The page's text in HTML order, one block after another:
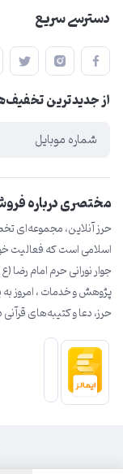
09210446578
مشهد مقدس
امام رضا (ع)
دسترسی سریع
حساب کاربری
مجله فروشگاه
لیست محصولات
درباره ما
از جدید‌ترین
مختصری درباره
حرز آنلاین، مجموعه‌ای
اسلامی است که فعالیت
پژوهش و خدمات ، امروز
حرز، دعا و کتیبه‌های